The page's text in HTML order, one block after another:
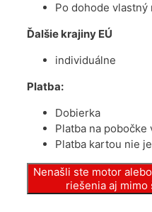
Po dohode vlastný
Ďalšie krajiny EÚ
individuálne
Platba:
Dobierka
Platba na pobočke
Platba kartou nie
Nenašli ste motor
riešenia aj mimo